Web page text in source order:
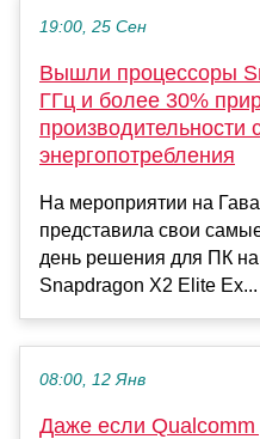
19:00, 25 Сен
Вышли процессоры
ГГц и более 30%
энергопотребления
На мероприятии на
представила свои
день решения для ПК
Snapdragon X2 Elite Ex...
08:00, 12 Янв
Даже если